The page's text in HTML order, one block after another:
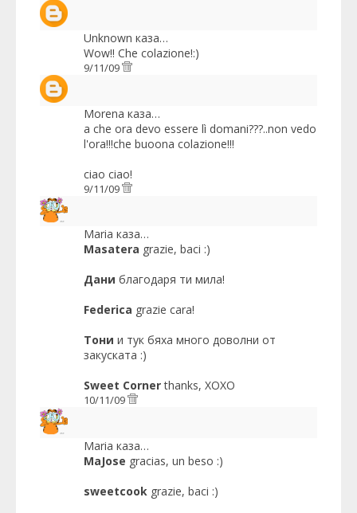
Unknown каза…
Wow!! Che colazione!:)
9/11/09
Morena каза…
a che ora devo essere lì domani???..non vedo
l'ora!!!che buoona colazione!!!
ciao ciao!
9/11/09
Maria каза…
Masatera grazie, baci :)
Дани благодаря ти мила!
Federica grazie cara!
Тони и тук бяха много доволни от
закуската :)
Sweet Cornerthanks, XOXO
10/11/09
Maria каза…
MaJose gracias, un beso :)
sweetcook grazie, baci :)